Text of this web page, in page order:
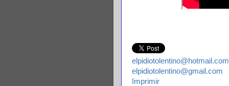
elpidiotolentino@hotmail.com
elpidiotolentino@gmail.com
Imprimir